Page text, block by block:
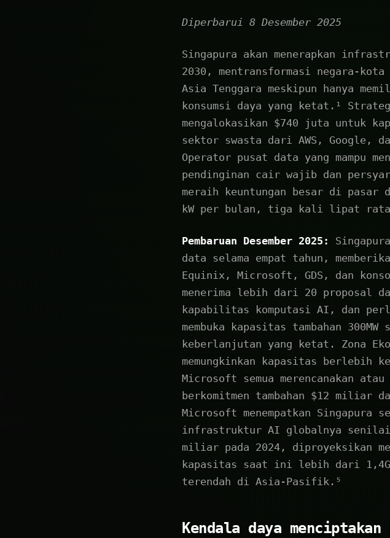
Diperbarui 8 Desember 2025
Singapura akan menerapkan
2030, mentransformasi negara-
Asia Tenggara meskipun hanya
konsumsi daya yang ketat.¹
mengalokasikan $740 juta untuk
sektor swasta dari AWS, Google,
Operator pusat data yang mampu
pendinginan cair wajib dan
meraih keuntungan besar di
kW per bulan, tiga kali lipat
Pembaruan Desember 2025:
data selama empat tahun,
Equinix, Microsoft, GDS, dan
menerima lebih dari 20 proposal
kapabilitas komputasi AI, dan
membuka kapasitas tambahan
keberlanjutan yang ketat. Zona
memungkinkan kapasitas berlebih
Microsoft semua merencanakan
berkomitmen tambahan $12 miliar
Microsoft menempatkan Singapura
infrastruktur AI globalnya
miliar pada 2024, diproyeksikan
kapasitas saat ini lebih dari
terendah di Asia-Pasifik.⁵
Kendala daya menciptakan